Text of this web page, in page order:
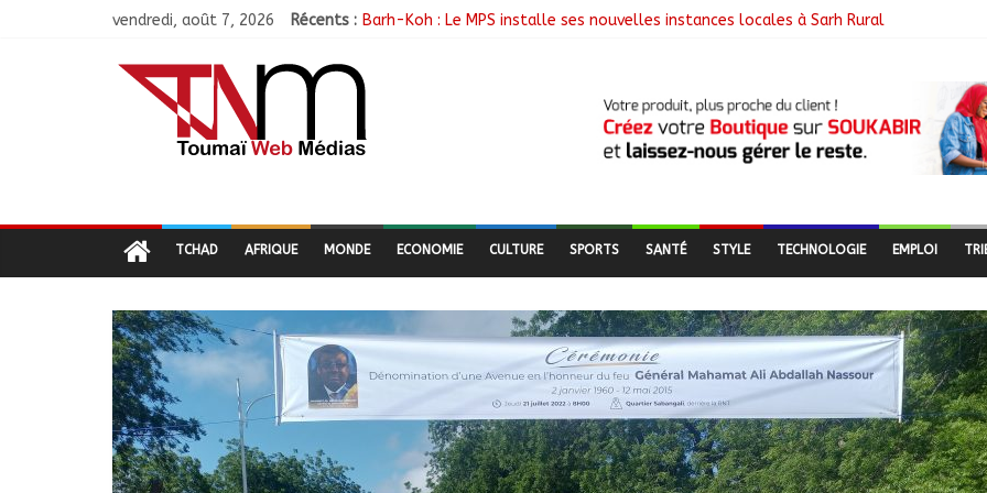
vendredi, août 7, 2026 Récents : Barh-Koh : Le MPS installe ses nouvelles instances locales à Sarh Rural
Moyen-Chari : Les nouveaux bacheliers orientés vers leur avenir
Oum-Hadjer : L’ADESC offre des semences certifiées aux producteurs de cinq villages
TCHAD AFRIQUE MONDE ECONOMIE CULTURE SPORTS SANTÉ STYLE TECHNOLOGIE EMPLOI